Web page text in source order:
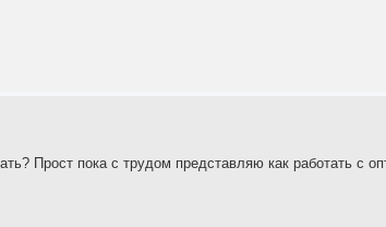
Прост пока с трудом представляю как работать с